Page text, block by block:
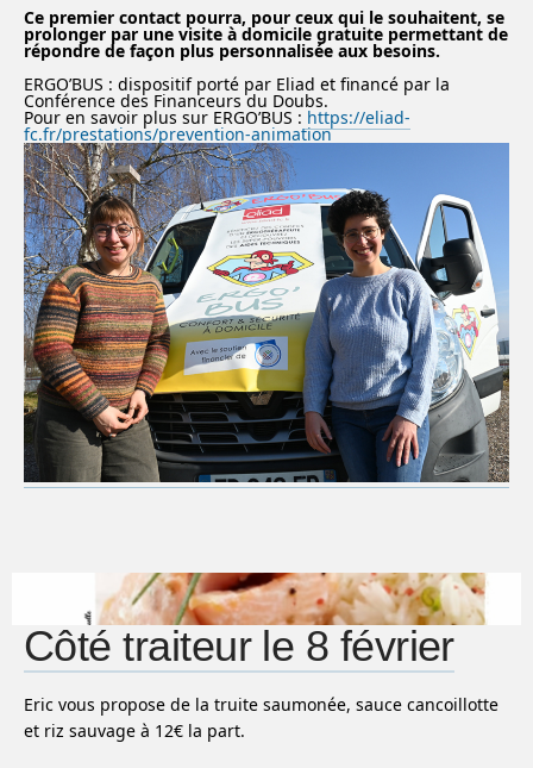
Ce premier contact pourra, pour ceux qui le souhaitent, se
prolonger par une visite à domicile gratuite permettant de
répondre de façon plus personnalisée aux besoins.
ERGO’BUS : dispositif porté par Eliad et financé par la
Conférence des Financeurs du Doubs.
Pour en savoir plus sur ERGO’BUS : https://eliad-
fc.fr/prestations/prevention-animation
Côté traiteur le 8 février
Eric vous propose de la truite saumonée, sauce cancoillotte
et riz sauvage à 12€ la part.